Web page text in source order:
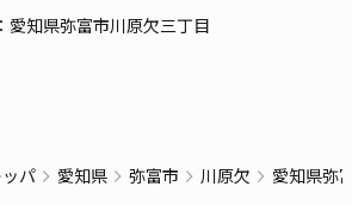
愛知県弥富市川原欠三丁目
パ 愛知県 弥富市 川原欠 愛知県弥